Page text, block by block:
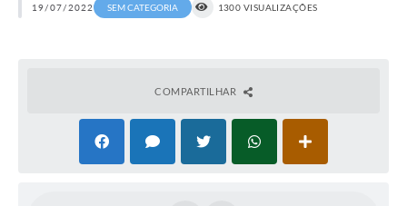
19/07/2022 SEM CATEGORIA 1300 VISUALIZAÇÕES
COMPARTILHAR